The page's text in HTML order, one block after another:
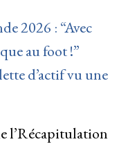
2026 : “Avec
au foot !”
d’actif vu une
l’Récapitulation